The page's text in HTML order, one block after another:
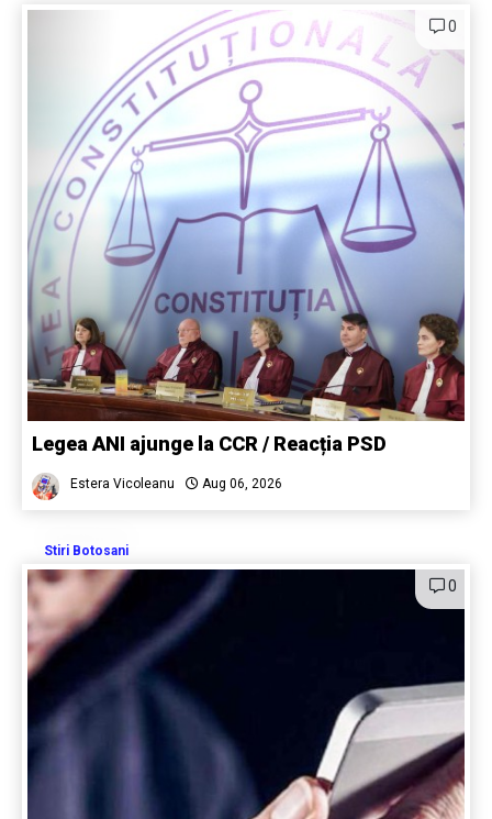
0
Legea ANI ajunge la CCR / Reacția PSD
Estera Vicoleanu Aug 06, 2026
Stiri Botosani
0